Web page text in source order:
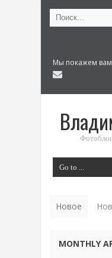
Мы покажем
Новое
MONTHLY